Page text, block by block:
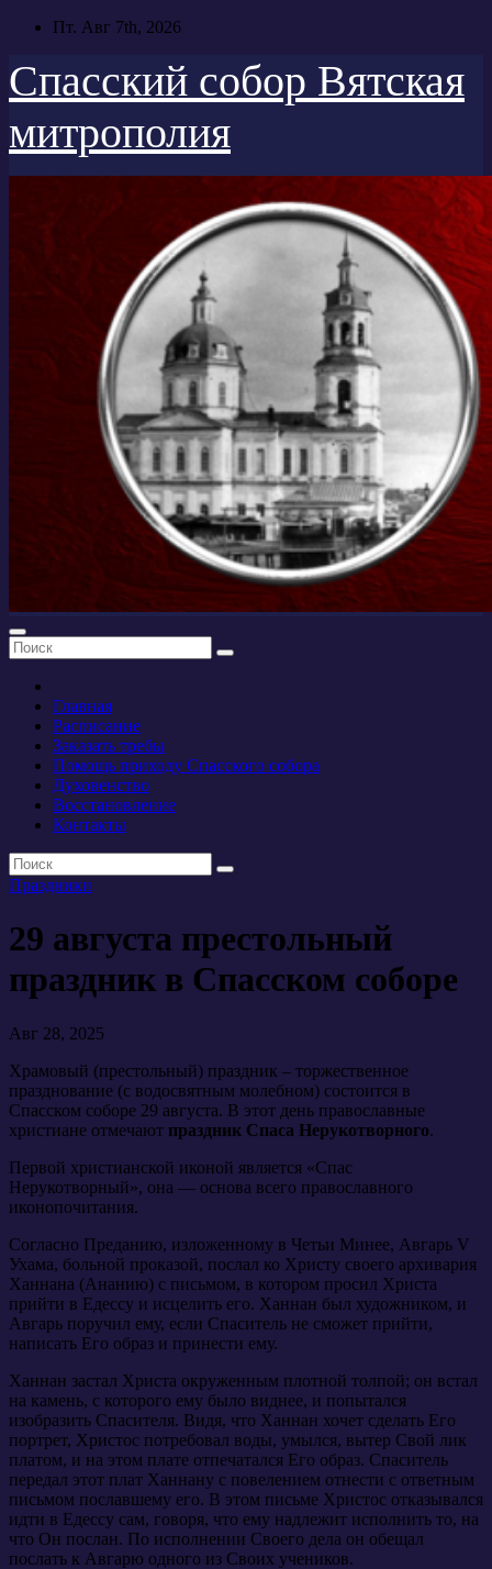
Перейти
содержимому
Пт. Авг 7th, 2026
Спасский собор Вятская
митрополия
Главная
Расписание
Заказать требы
Помощь приходу Спасского собора
Духовенство
Восстановление
Контакты
Праздники
29 августа престольный
праздник в Спасском соборе
Авг 28, 2025
Храмовый (престольный) праздник – торжественное
празднование (с водосвятным молебном) состоится в
Спасском соборе 29 августа. В этот день православные
христиане отмечают праздник Спаса Нерукотворного.
Первой христианской иконой является «Спас
Нерукотворный», она — основа всего православного
иконопочитания.
Согласно Преданию, изложенному в Четьи Минее, Авгарь V
Ухама, больной проказой, послал ко Христу своего архивария
Ханнана (Ананию) с письмом, в котором просил Христа
прийти в Едессу и исцелить его. Ханнан был художником, и
Авгарь поручил ему, если Спаситель не сможет прийти,
написать Его образ и принести ему.
Ханнан застал Христа окруженным плотной толпой; он встал
на камень, с которого ему было виднее, и попытался
изобразить Спасителя. Видя, что Ханнан хочет сделать Его
портрет, Христос потребовал воды, умылся, вытер Свой лик
платом, и на этом плате отпечатался Его образ. Спаситель
передал этот плат Ханнану с повелением отнести с ответным
письмом пославшему его. В этом письме Христос отказывался
идти в Едессу сам, говоря, что ему надлежит исполнить то, на
что Он послан. По исполнении Своего дела он обещал
послать к Авгарю одного из Своих учеников.